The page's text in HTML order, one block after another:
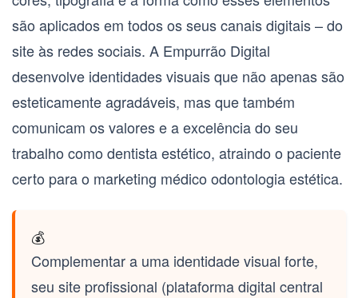
são aplicados em todos os seus canais digitais – do
site às redes sociais. A Empurrão Digital
desenvolve identidades visuais que não apenas são
esteticamente agradáveis, mas que também
comunicam os valores e a excelência do seu
trabalho como dentista estético, atraindo o paciente
certo para o marketing médico odontologia estética.
💰
Complementar a uma identidade visual forte,
seu site profissional (plataforma digital central